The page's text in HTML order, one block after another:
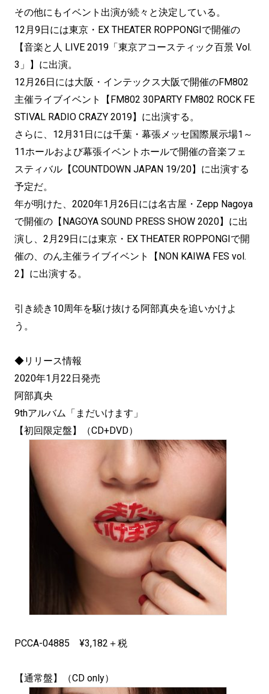
その他にもイベント出演が続々と決定している。
12月9日には東京・EX THEATER ROPPONGIで開催の
【音楽と人 LIVE 2019「東京アコースティック百景 Vol.
3」】に出演。
12月26日には大阪・インテックス大阪で開催のFM802
主催ライブイベント【FM802 30PARTY FM802 ROCK FE
STIVAL RADIO CRAZY 2019】に出演する。
さらに、12月31日には千葉・幕張メッセ国際展示場1～
11ホールおよび幕張イベントホールで開催の音楽フェ
スティバル【COUNTDOWN JAPAN 19/20】に出演する
予定だ。
年が明けた、2020年1月26日には名古屋・Zepp Nagoya
で開催の【NAGOYA SOUND PRESS SHOW 2020】に出
演し、2月29日には東京・EX THEATER ROPPONGIで開
催の、のん主催ライブイベント【NON KAIWA FES vol.
2】に出演する。
引き続き10周年を駆け抜ける阿部真央を追いかけよ
う。
◆リリース情報
2020年1月22日発売
阿部真央
9thアルバム「まだいけます」
【初回限定盤】（CD+DVD）
PCCA-04885 ¥3,182＋税
【通常盤】（CD only）